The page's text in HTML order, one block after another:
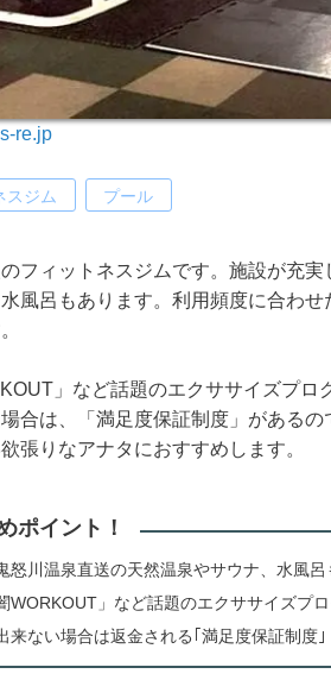
re.jp
スジム プール
フィットネスジムです。施設が充
風呂もあります。利用頻度に合わ
」など話題のエクササイズプ
合は、「満足度保証制度」がある
張りなアナタにおすすめします。
ポイント！
怒川温泉直送の天然温泉やサウナ、水風
WORKOUT」など話題のエクササイズプ
来ない場合は返金される｢満足度保証制度｣